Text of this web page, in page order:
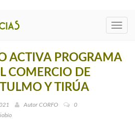
ACTIVA PROGRAMA
COMERCIO DE
Y TIRÚA
Autor CORFO
0